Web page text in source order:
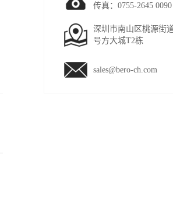
传真：0755-2645 0090
深圳市南山区桃源街
号方大城T2栋
sales@bero-ch.com